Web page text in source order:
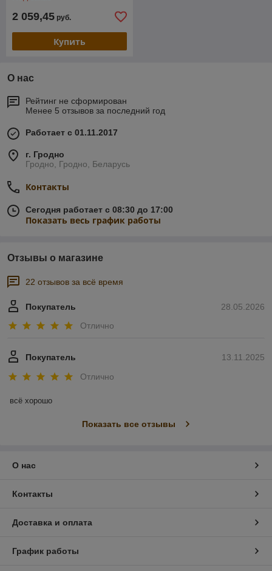
2 059,45 руб.
Купить
О нас
Рейтинг не сформирован
Менее 5 отзывов за последний год
Работает с 01.11.2017
г. Гродно
Гродно, Гродно, Беларусь
Контакты
Сегодня работает с 08:30 до 17:00
Показать весь график работы
Отзывы о магазине
22 отзывов за всё время
28.05.2026
Покупатель
Отлично
13.11.2025
Покупатель
Отлично
всё хорошо
Показать все отзывы
О нас
Контакты
Доставка и оплата
График работы